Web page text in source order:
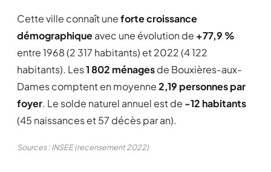
Cette ville connaît uneforte croissance
démographiqueavec une évolution de +77,9 %
entre 1968 (2 317 habitants) et 2022 (4 122
habitants). Les1 802 ménagesde Bouxières-aux-
Dames comptent en moyenne2,19 personnes par
foyer. Le solde naturel annuel est de -12 habitants
(45 naissances et 57 décès par an).
Sources : INSEE (recensement 2022)